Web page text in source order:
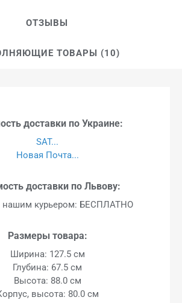
ОТЗЫВЫ
ТОВАРЫ (10)
доставки по Украине:
SAT...
Новая Почта...
доставки по Львову:
нашим курьером: БЕСПЛАТНО
Размеры товара:
Ширина: 127.5 см
Глубина: 67.5 см
Высота: 88.0 см
высота: 80.0 см